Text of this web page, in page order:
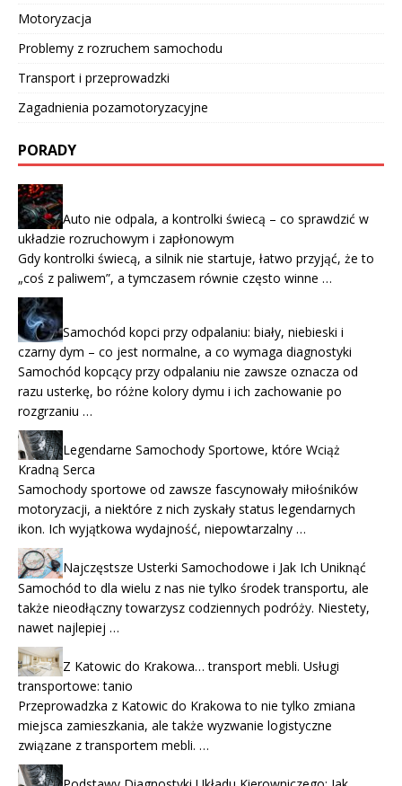
Motoryzacja
Problemy z rozruchem samochodu
Transport i przeprowadzki
Zagadnienia pozamotoryzacyjne
PORADY
Auto nie odpala, a kontrolki świecą – co sprawdzić w
układzie rozruchowym i zapłonowym
Gdy kontrolki świecą, a silnik nie startuje, łatwo przyjąć, że to
„coś z paliwem”, a tymczasem równie często winne …
Samochód kopci przy odpalaniu: biały, niebieski i
czarny dym – co jest normalne, a co wymaga diagnostyki
Samochód kopcący przy odpalaniu nie zawsze oznacza od
razu usterkę, bo różne kolory dymu i ich zachowanie po
rozgrzaniu …
Legendarne Samochody Sportowe, które Wciąż
Kradną Serca
Samochody sportowe od zawsze fascynowały miłośników
motoryzacji, a niektóre z nich zyskały status legendarnych
ikon. Ich wyjątkowa wydajność, niepowtarzalny …
Najczęstsze Usterki Samochodowe i Jak Ich Uniknąć
Samochód to dla wielu z nas nie tylko środek transportu, ale
także nieodłączny towarzysz codziennych podróży. Niestety,
nawet najlepiej …
Z Katowic do Krakowa… transport mebli. Usługi
transportowe: tanio
Przeprowadzka z Katowic do Krakowa to nie tylko zmiana
miejsca zamieszkania, ale także wyzwanie logistyczne
związane z transportem mebli. …